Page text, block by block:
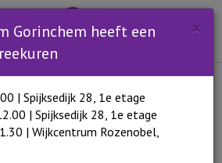
het Open
×
Gorinchem heeft een
| Spijksedijk 28, 1e etage
| Spijksedijk 28, 1e etage
| Wijkcentrum Rozenobel,